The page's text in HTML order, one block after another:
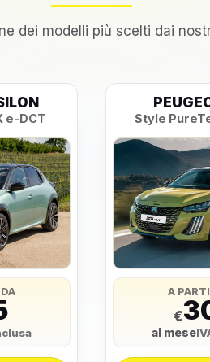
dei modelli più scelti dai
e-DCT Style
A
€
al mese